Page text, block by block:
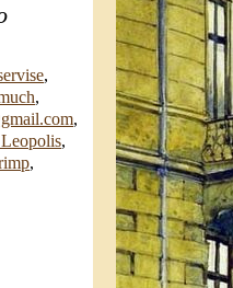
,
,
,
,
,